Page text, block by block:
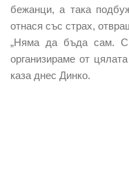
бежанци, а така
отнася със страх,
„Няма да бъда сам.
организираме от
каза днес Динко.